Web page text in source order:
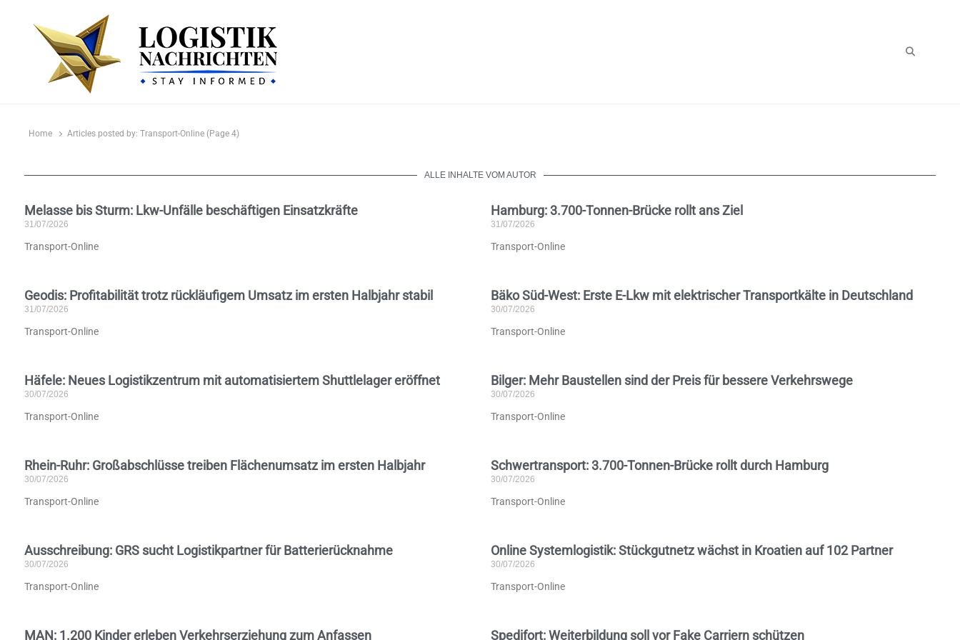
Home Articles posted by:Transport-Online (Page 4)
ALLE INHALTE VOM AUTOR
Melasse bis Sturm: Lkw-Unfälle beschäftigen Einsatzkräfte
31/07/2026
Transport-Online
Hamburg: 3.700-Tonnen-Brücke rollt ans Ziel
31/07/2026
Transport-Online
Geodis: Profitabilität trotz rückläufigem Umsatz im ersten Halbjahr stabil
31/07/2026
Transport-Online
Bäko Süd-West: Erste E-Lkw mit elektrischer Transportkälte in Deutschland
30/07/2026
Transport-Online
Häfele: Neues Logistikzentrum mit automatisiertem Shuttlelager eröffnet
30/07/2026
Transport-Online
Bilger: Mehr Baustellen sind der Preis für bessere Verkehrswege
30/07/2026
Transport-Online
Rhein-Ruhr: Großabschlüsse treiben Flächenumsatz im ersten Halbjahr
30/07/2026
Transport-Online
Schwertransport: 3.700-Tonnen-Brücke rollt durch Hamburg
30/07/2026
Transport-Online
Ausschreibung: GRS sucht Logistikpartner für Batterierücknahme
30/07/2026
Transport-Online
Online Systemlogistik: Stückgutnetz wächst in Kroatien auf 102 Partner
30/07/2026
Transport-Online
MAN: 1.200 Kinder erleben Verkehrserziehung zum Anfassen Spedifort: Weiterbildung soll vor Fake Carriern schützen